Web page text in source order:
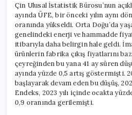
Çin Ulusal İstatistik Bürosu’nun
ayında ÜFE, bir önceki yılın aynı
oranında yükseldi. Orta Doğu’da
genelindeki enerji ve hammadde
itibarıyla daha belirgin hale geldi.
ürünlerin fabrika çıkış fiyatlarını
çeyreğinden bu yana 41 ay süren
ayında yüzde 0,5 artış göstermişti.
başlayarak devam eden bu düşüş,
Endeks, 2023 yılı içinde ocakta
0,9 oranında gerilemişti.